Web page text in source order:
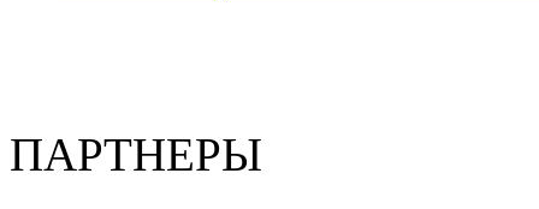
ПАРТНЕРЫ